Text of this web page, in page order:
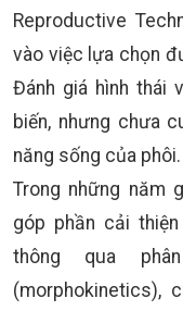
Reproductive
vào việc lựa chọn
Đánh giá hình thái
biến, nhưng chưa
năng sống của phôi.
Trong những năm
góp phần cải
thông qua
(morphokinetics),